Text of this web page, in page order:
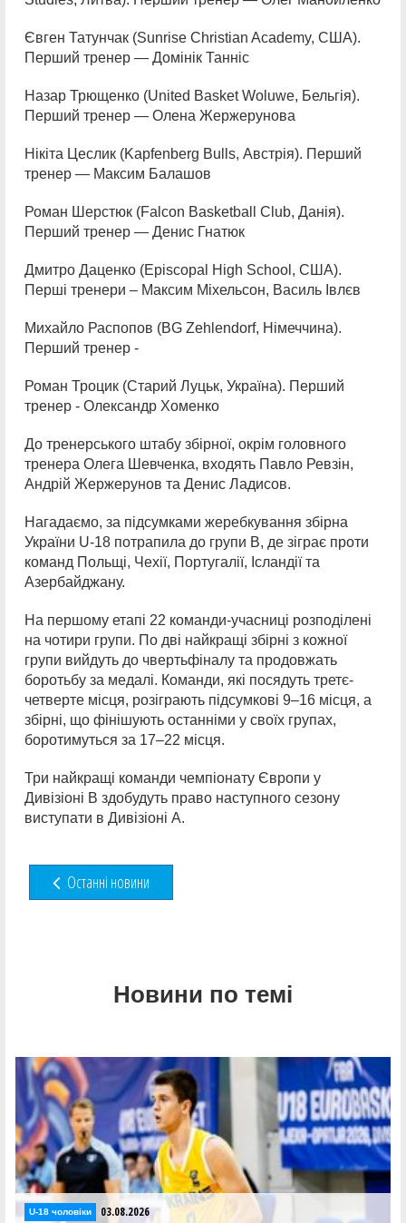
Євген Татунчак (Sunrise Christian Academy, США).
Перший тренер — Домінік Танніс
Назар Трющенко (United Basket Woluwe, Бельгія).
Перший тренер — Олена Жержерунова
Нікіта Цеслик (Kapfenberg Bulls, Австрія). Перший
тренер — Максим Балашов
Роман Шерстюк (Falcon Basketball Club, Данія).
Перший тренер — Денис Гнатюк
Дмитро Даценко (Episcopal High School, США).
Перші тренери – Максим Мiхельсон, Василь Івлєв
Михайло Распопов (BG Zehlendorf, Німеччина).
Перший тренер -
Роман Троцик (Старий Луцьк, Україна). Перший
тренер - Олександр Хоменко
До тренерського штабу збірної, окрім головного
тренера Олега Шевченка, входять Павло Ревзін,
Андрій Жержерунов та Денис Ладисов.
Нагадаємо, за підсумками жеребкування збірна
України U-18 потрапила до групи В, де зіграє проти
команд Польщі, Чехії, Португалії, Ісландії та
Азербайджану.
На першому етапі 22 команди-учасниці розподілені
на чотири групи. По дві найкращі збірні з кожної
групи вийдуть до чвертьфіналу та продовжать
боротьбу за медалі. Команди, які посядуть третє-
четверте місця, розіграють підсумкові 9–16 місця, а
збірні, що фінішують останніми у своїх групах,
боротимуться за 17–22 місця.
Три найкращі команди чемпіонату Європи у
Дивізіоні В здобудуть право наступного сезону
виступати в Дивізіоні А.
Останні новини
Новини по темі
U-18 чоловіки 03.08.2026